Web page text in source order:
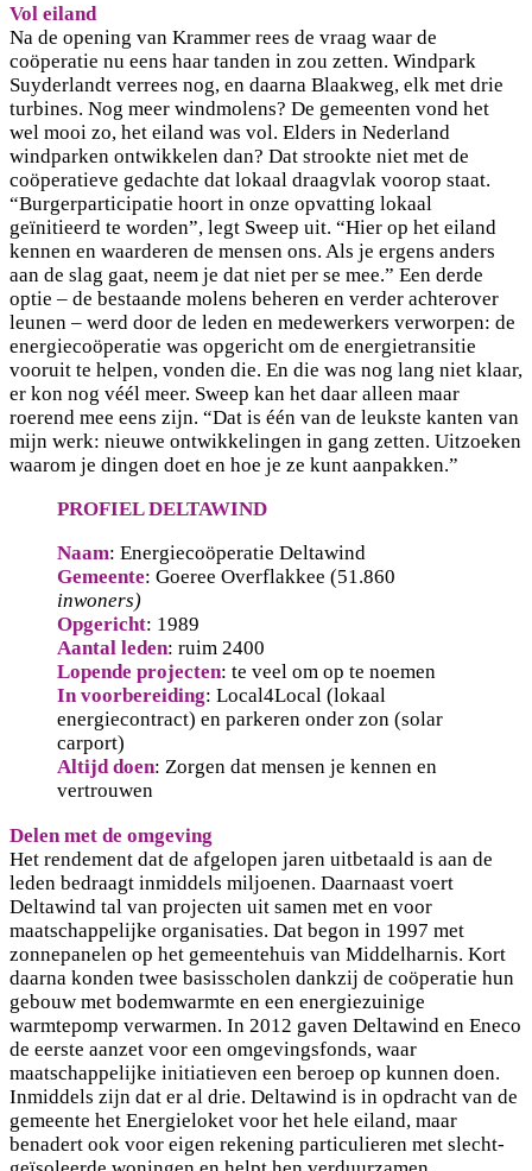
Vol eiland
Na de opening van Krammer rees de vraag waar de
coöperatie nu eens haar tanden in zou zetten. Windpark
Suyderlandt verrees nog, en daarna Blaakweg, elk met drie
turbines. Nog meer windmolens? De gemeenten vond het
wel mooi zo, het eiland was vol. Elders in Nederland
windparken ontwikkelen dan? Dat strookte niet met de
coöperatieve gedachte dat lokaal draagvlak voorop staat.
“Burgerparticipatie hoort in onze opvatting lokaal
geïnitieerd te worden”, legt Sweep uit. “Hier op het eiland
kennen en waarderen de mensen ons. Als je ergens anders
aan de slag gaat, neem je dat niet per se mee.” Een derde
optie – de bestaande molens beheren en verder achterover
leunen – werd door de leden en medewerkers verworpen: de
energiecoöperatie was opgericht om de energietransitie
vooruit te helpen, vonden die. En die was nog lang niet klaar,
er kon nog véél meer. Sweep kan het daar alleen maar
roerend mee eens zijn. “Dat is één van de leukste kanten van
mijn werk: nieuwe ontwikkelingen in gang zetten. Uitzoeken
waarom je dingen doet en hoe je ze kunt aanpakken.”
PROFIEL DELTAWIND
Naam: Energiecoöperatie Deltawind
Gemeente: Goeree Overflakkee (51.860
inwoners)
Opgericht: 1989
Aantal leden: ruim 2400
Lopende projecten: te veel om op te noemen
In voorbereiding: Local4Local (lokaal
energiecontract) en parkeren onder zon (solar
carport)
Altijd doen: Zorgen dat mensen je kennen en
vertrouwen
Delen met de omgeving
Het rendement dat de afgelopen jaren uitbetaald is aan de
leden bedraagt inmiddels miljoenen. Daarnaast voert
Deltawind tal van projecten uit samen met en voor
maatschappelijke organisaties. Dat begon in 1997 met
zonnepanelen op het gemeentehuis van Middelharnis. Kort
daarna konden twee basisscholen dankzij de coöperatie hun
gebouw met bodemwarmte en een energiezuinige
warmtepomp verwarmen. In 2012 gaven Deltawind en Eneco
de eerste aanzet voor een omgevingsfonds, waar
maatschappelijke initiatieven een beroep op kunnen doen.
Inmiddels zijn dat er al drie. Deltawind is in opdracht van de
gemeente het Energieloket voor het hele eiland, maar
benadert ook voor eigen rekening particulieren met slecht-